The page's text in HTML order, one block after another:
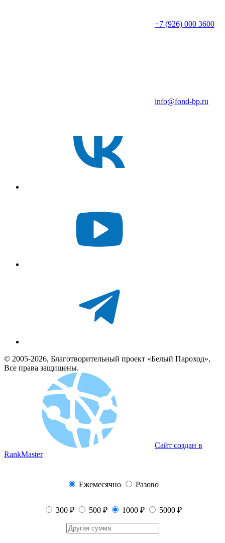
+7 (926) 000 3600
info@fond-bp.ru
© 2005-2026, Благотворительный проект «Белый Пароход»,
Все права защищены.
Сайт создан в
RankMaster
Ежемесячно Разово
300 ₽ 500 ₽ 1000 ₽ 5000 ₽